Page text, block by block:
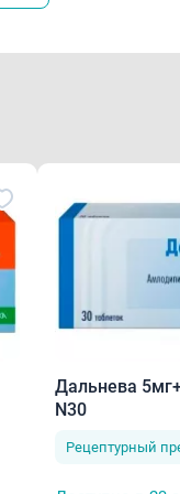
периндоприла и
в начале
ощущение
одышка,
кожный зуд,
Дальнева
N30
Рецептурный